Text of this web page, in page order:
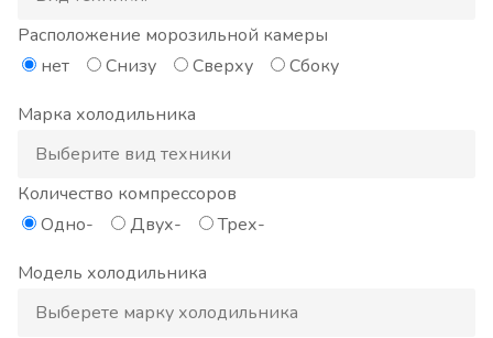
Расположение морозильной камеры
нет
Снизу Сверху
Сбоку
Марка холодильника
Количество компрессоров
Одно-
Двух-
Трех-
Модель холодильника